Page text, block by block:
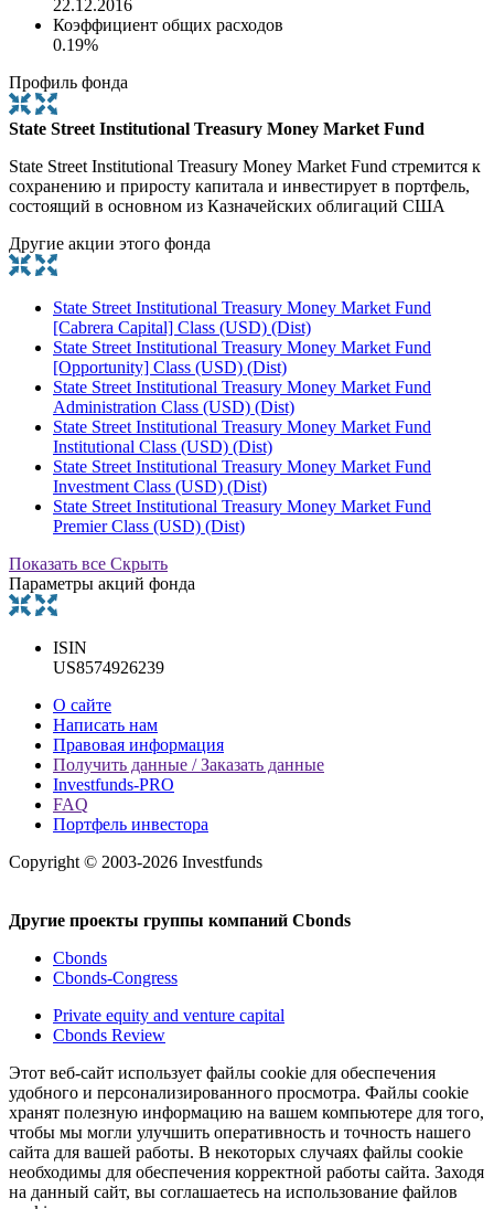
22.12.2016
Коэффициент общих расходов
0.19%
Профиль фонда
State Street Institutional Treasury Money Market Fund
State Street Institutional Treasury Money Market Fund стремится к
сохранению и приросту капитала и инвестирует в портфель,
состоящий в основном из Казначейских облигаций США
Другие акции этого фонда
State Street Institutional Treasury Money Market Fund
[Cabrera Capital] Class (USD) (Dist)
State Street Institutional Treasury Money Market Fund
[Opportunity] Class (USD) (Dist)
State Street Institutional Treasury Money Market Fund
Administration Class (USD) (Dist)
State Street Institutional Treasury Money Market Fund
Institutional Class (USD) (Dist)
State Street Institutional Treasury Money Market Fund
Investment Class (USD) (Dist)
State Street Institutional Treasury Money Market Fund
Premier Class (USD) (Dist)
Показать все Скрыть
Параметры акций фонда
ISIN
US8574926239
О сайте
Написать нам
Правовая информация
Получить данные / Заказать данные
Investfunds-PRO
FAQ
Портфель инвестора
Copyright © 2003-2026 Investfunds
Другие проекты группы компаний Cbonds
Cbonds
Cbonds-Congress
Private equity and venture capital
Cbonds Review
Этот веб-сайт использует файлы cookie для обеспечения
удобного и персонализированного просмотра. Файлы cookie
хранят полезную информацию на вашем компьютере для того,
чтобы мы могли улучшить оперативность и точность нашего
сайта для вашей работы. В некоторых случаях файлы cookie
необходимы для обеспечения корректной работы сайта. Заходя
на данный сайт, вы соглашаетесь на использование файлов